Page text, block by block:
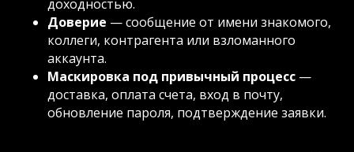
доходностью.
Доверие — сообщение от имени знакомого,
коллеги, контрагента или взломанного
аккаунта.
Маскировка под привычный процесс —
доставка, оплата счета, вход в почту,
обновление пароля, подтверждение заявки.